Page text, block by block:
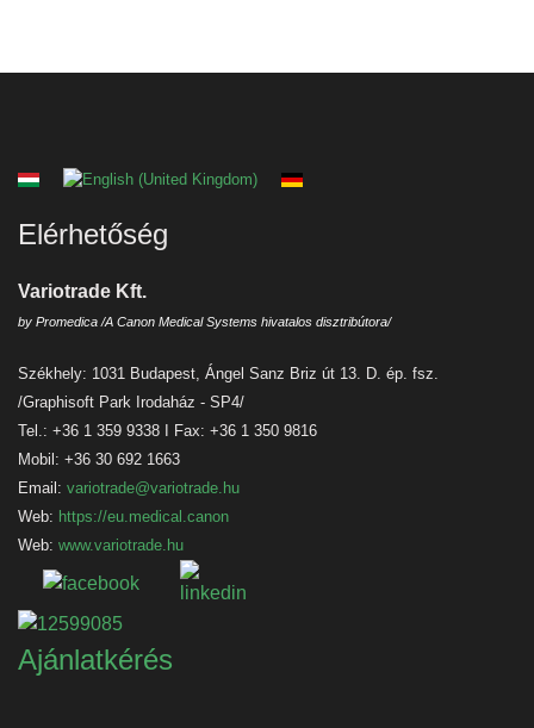
Válasszon nyelvet
Elérhetőség
Variotrade Kft.
by Promedica /A Canon Medical Systems hivatalos disztribútora/
Székhely: 1031 Budapest, Ángel Sanz Briz út 13. D. ép. fsz.
/Graphisoft Park Irodaház - SP4/
Tel.: +36 1 359 9338 I Fax: +36 1 350 9816
Mobil: +36 30 692 1663
Email: variotrade@variotrade.hu
Web: https://eu.medical.canon
Web: www.variotrade.hu
Ajánlatkérés